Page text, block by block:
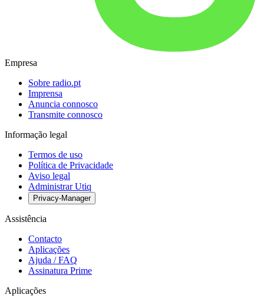
Empresa
Sobre radio.pt
Imprensa
Anuncia connosco
Transmite connosco
Informação legal
Termos de uso
Política de Privacidade
Aviso legal
Administrar Utiq
Privacy-Manager
Assistência
Contacto
Aplicações
Ajuda / FAQ
Assinatura Prime
Aplicações